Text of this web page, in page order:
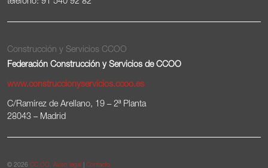
Construcción y Servicios CCOO
Federación Construcción y Servicios de CCOO
www.construccionyservicios.ccoo.es
C/Ramírez de Arellano, 19 – 2ª Planta
28043 – Madrid
© 2026 CC.OO. Aviso legal Contacto